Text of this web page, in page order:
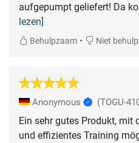
aufgepumpt geliefert! Da
lezen]
Behulpzaam • Niet
Anonymous (TOGU-
Ein sehr gutes Produkt,
und effizientes Training